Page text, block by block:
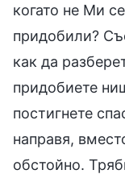
когато не Ми
придобили?
как да
придобиете
постигнете
направя,
обстойно.